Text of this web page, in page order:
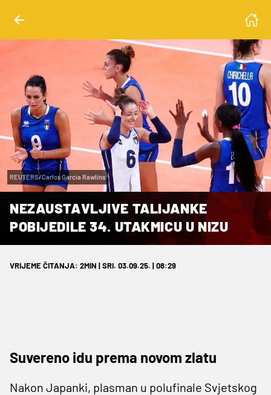
REUTERS/Carlos Garcia Rawlins
NEZAUSTAVLJIVE TALIJANKE
POBIJEDILE 34. UTAKMICU U NIZU
VRIJEME ČITANJA: 2MIN | SRI. 03.09.25. | 08:29
Suvereno idu prema novom zlatu
Nakon Japanki, plasman u polufinale Svjetskog